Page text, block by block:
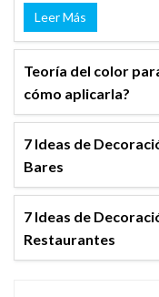
Leer Más
Teoría del color
cómo aplicarla?
7 Ideas de
Bares
7 Ideas de
Restaurantes